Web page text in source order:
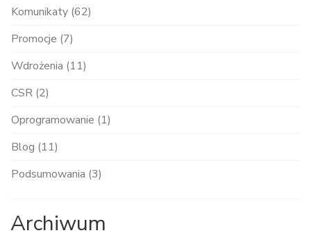
Komunikaty (62)
Promocje (7)
Wdrożenia (11)
CSR (2)
Oprogramowanie (1)
Blog (11)
Podsumowania (3)
Archiwum